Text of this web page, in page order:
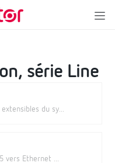
série Line
du sy...
vers Ethernet ...